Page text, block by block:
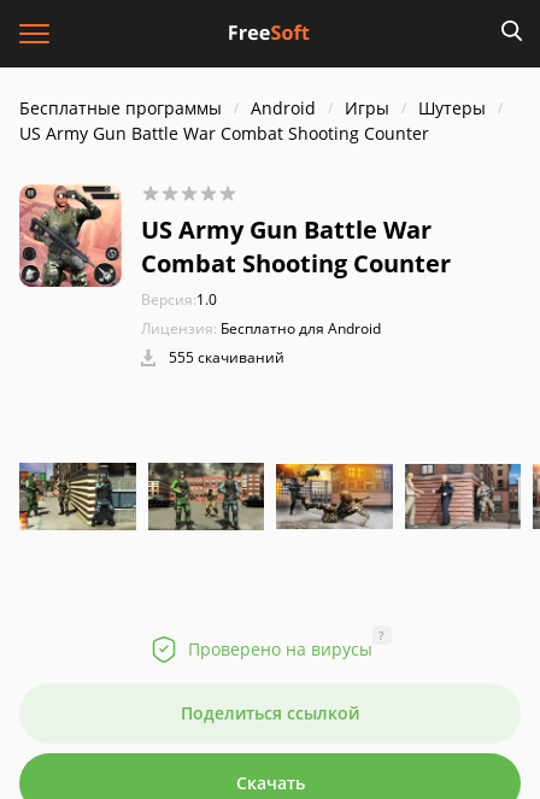
Бесплатные программы Android Игры
Шутеры
US Army Gun Battle War Combat Shooting Counter
US Army Gun Battle War
Combat Shooting Counter
Версия:1.0
Лицензия: Бесплатно для Android
555 скачиваний
Проверено на вирусы
?
Поделиться ссылкой
Скачать